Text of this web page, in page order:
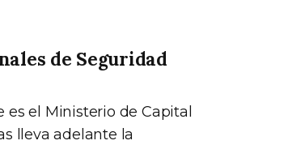
de Seguridad
el Ministerio de Capital
lleva adelante la